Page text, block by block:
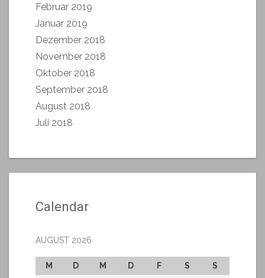
Februar 2019
Januar 2019
Dezember 2018
November 2018
Oktober 2018
September 2018
August 2018
Juli 2018
Calendar
AUGUST 2026
M D M D F S
S